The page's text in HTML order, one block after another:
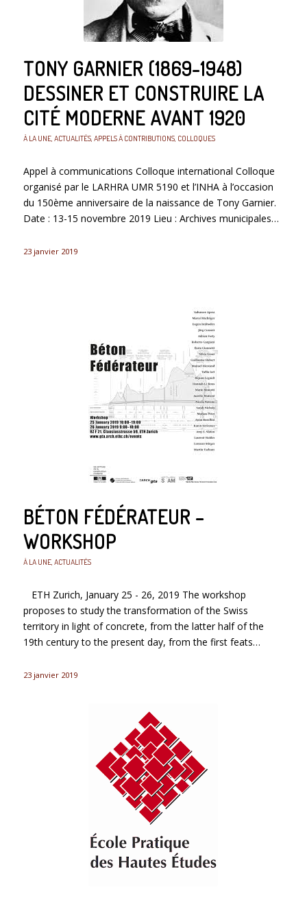
TONY GARNIER (1869-1948)
DESSINER ET CONSTRUIRE LA
CITÉ MODERNE AVANT 1920
À LA UNE, ACTUALITÉS, APPELS À CONTRIBUTIONS, COLLOQUES
Appel à communications Colloque international Colloque
organisé par le LARHRA UMR 5190 et l’INHA à l’occasion
du 150ème anniversaire de la naissance de Tony Garnier.
Date : 13-15 novembre 2019 Lieu : Archives municipales…
23 janvier 2019
BÉTON FÉDÉRATEUR –
WORKSHOP
À LA UNE, ACTUALITÉS
ETH Zurich, January 25 - 26, 2019 The workshop
proposes to study the transformation of the Swiss
territory in light of concrete, from the latter half of the
19th century to the present day, from the first feats…
23 janvier 2019